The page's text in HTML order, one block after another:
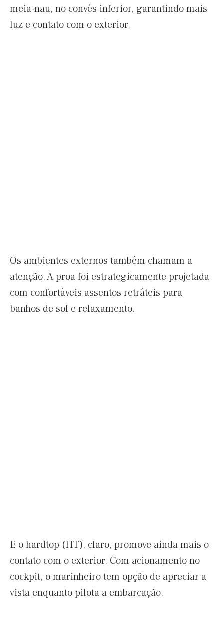
meia-nau, no convés inferior, garantindo mais
luz e contato com o exterior.
Os ambientes externos também chamam a
atenção. A proa foi estrategicamente projetada
com confortáveis assentos retráteis para
banhos de sol e relaxamento.
E o hardtop (HT), claro, promove ainda mais o
contato com o exterior. Com acionamento no
cockpit, o marinheiro tem opção de apreciar a
vista enquanto pilota a embarcação.